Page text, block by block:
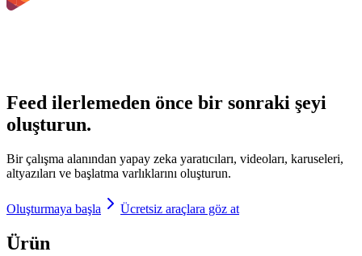
Feed ilerlemeden önce bir sonraki şeyi
oluşturun.
Bir çalışma alanından yapay zeka yaratıcıları, videoları, karuseleri,
altyazıları ve başlatma varlıklarını oluşturun.
Oluşturmaya başla Ücretsiz araçlara göz at
Ürün